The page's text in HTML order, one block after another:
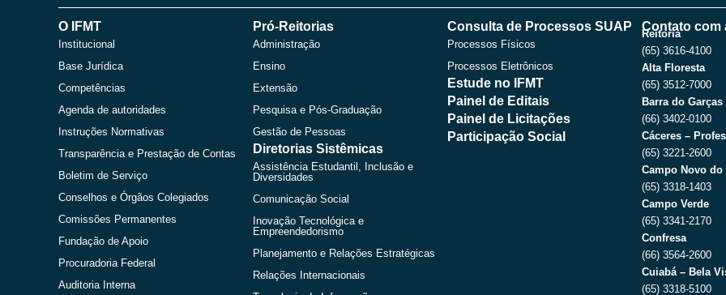
b
o
o
i
t
u
b
e
a
g
r
a
m
O IFMT
Institucional
Base Jurídica
Competências
Agenda de autoridades
Instruções Normativas
Transparência e Prestação de Contas
Boletim de Serviço
Conselhos e Órgãos Colegiados
Comissões Permanentes
Fundação de Apoio
Procuradoria Federal
Auditoria Interna
Pró-Reitorias
Administração
Ensino
Extensão
Pesquisa e Pós-Graduação
Gestão de Pessoas
Diretorias Sistêmicas
Assistência Estudantil, Inclusão e
Diversidades
Comunicação Social
Inovação Tecnológica e
Empreendedorismo
Planejamento e Relações Estratégicas
Relações Internacionais
Consulta de Processos SUAP
Processos Físicos
Processos Eletrônicos
Estude no IFMT
Painel de Editais
Painel de Licitações
Participação Social
Contato com
Reitoria
(65) 3616-4100
Alta Floresta
(65) 3512-7000
Barra do Garças
(66) 3402-0100
Cáceres –
(65) 3221-2600
Campo Novo do
(65) 3318-1403
Campo Verde
(65) 3341-2170
Confresa
(66) 3564-2600
Cuiabá – Bela
(65) 3318-5100